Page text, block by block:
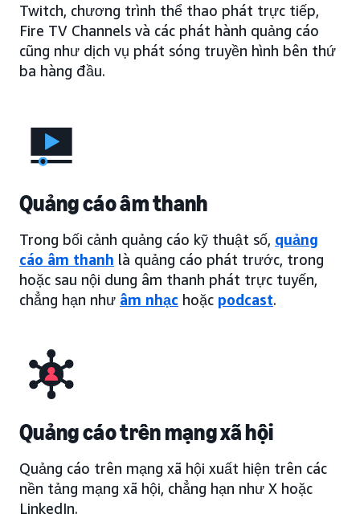
Twitch, chương trình thể thao phát trực tiếp,
Fire TV Channels và các phát hành quảng cáo
cũng như dịch vụ phát sóng truyền hình bên thứ
ba hàng đầu.
Quảng cáo âm thanh
Trong bối cảnh quảng cáo kỹ thuật số, quảng
cáo âm thanh là quảng cáo phát trước, trong
hoặc sau nội dung âm thanh phát trực tuyến,
chẳng hạn như âm nhạc hoặc podcast.
Quảng cáo trên mạng xã hội
Quảng cáo trên mạng xã hội xuất hiện trên các
nền tảng mạng xã hội, chẳng hạn như X hoặc
LinkedIn.